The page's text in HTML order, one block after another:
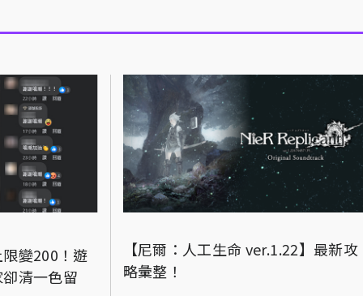
變200！遊
清一色留
【尼爾：人工生命 ver.1.22】最新攻
略彙整！